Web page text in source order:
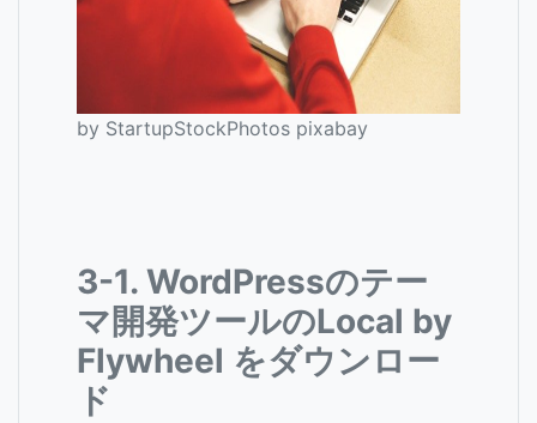
by StartupStockPhotos pixabay
3-1. WordPressのテー
マ開発ツールのLocal by
Flywheel をダウンロー
ド